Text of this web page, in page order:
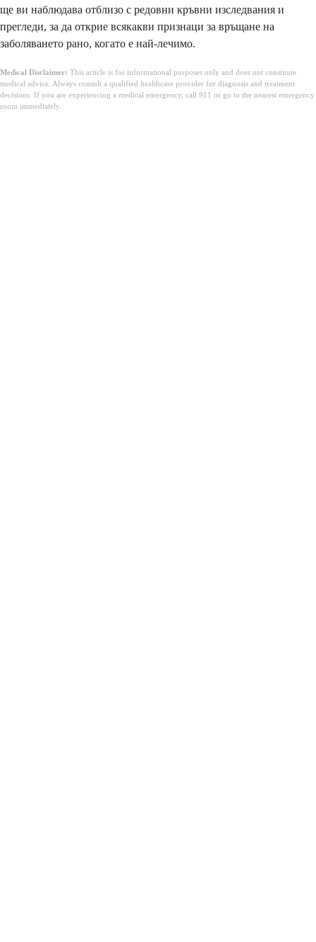
ще ви наблюдава отблизо с редовни кръвни изследвания и
прегледи, за да открие всякакви признаци за връщане на
заболяването рано, когато е най-лечимо.
Medical Disclaimer: This article is for informational purposes only and does not constitute
medical advice. Always consult a qualified healthcare provider for diagnosis and treatment
decisions. If you are experiencing a medical emergency, call 911 or go to the nearest emergency
room immediately.